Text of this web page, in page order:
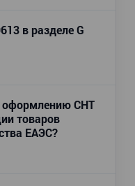
в разделе G
оформлению СНТ
товаров
ЕАЭС?